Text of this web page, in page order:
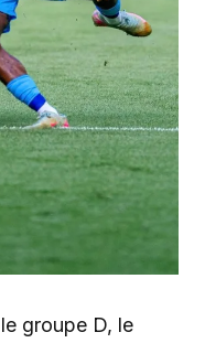
groupe D, le